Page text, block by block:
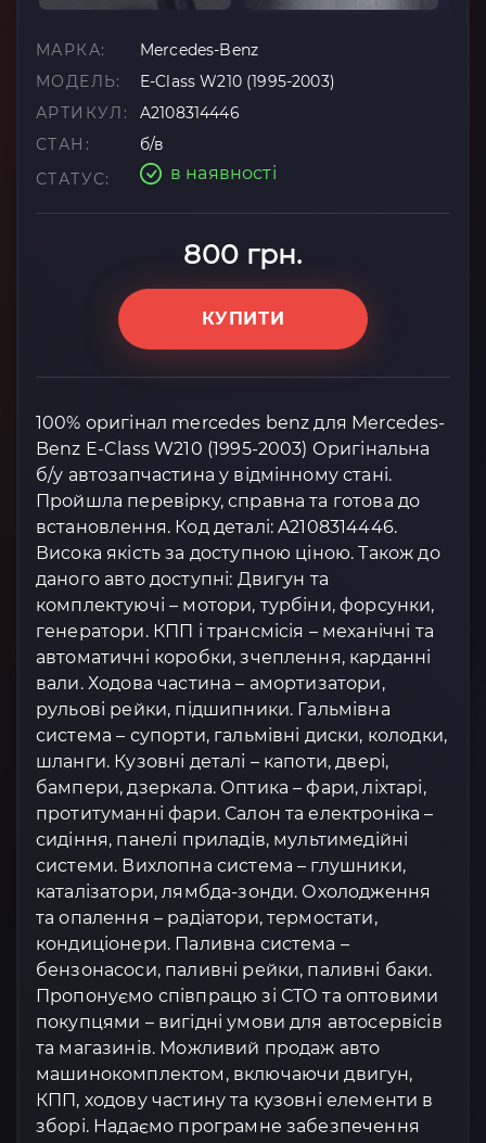
МАРКА:
Mercedes-Benz
МОДЕЛЬ:
E-Class W210 (1995-2003)
АРТИКУЛ:
A2108314446
СТАН:
б/в
СТАТУС:
в наявності
800 грн.
КУПИТИ
100% оригінал mercedes benz для Mercedes-
Benz E-Class W210 (1995-2003) Оригінальна
б/у автозапчастина у відмінному стані.
Пройшла перевірку, справна та готова до
встановлення. Код деталі: A2108314446.
Висока якість за доступною ціною. Також до
даного авто доступні: Двигун та
комплектуючі – мотори, турбіни, форсунки,
генератори. КПП і трансмісія – механічні та
автоматичні коробки, зчеплення, карданні
вали. Ходова частина – амортизатори,
рульові рейки, підшипники. Гальмівна
система – супорти, гальмівні диски, колодки,
шланги. Кузовні деталі – капоти, двері,
бампери, дзеркала. Оптика – фари, ліхтарі,
протитуманні фари. Салон та електроніка –
сидіння, панелі приладів, мультимедійні
системи. Вихлопна система – глушники,
каталізатори, лямбда-зонди. Охолодження
та опалення – радіатори, термостати,
кондиціонери. Паливна система –
бензонасоси, паливні рейки, паливні баки.
Пропонуємо співпрацю зі СТО та оптовими
покупцями – вигідні умови для автосервісів
та магазинів. Можливий продаж авто
машинокомплектом, включаючи двигун,
КПП, ходову частину та кузовні елементи в
зборі. Надаємо програмне забезпечення